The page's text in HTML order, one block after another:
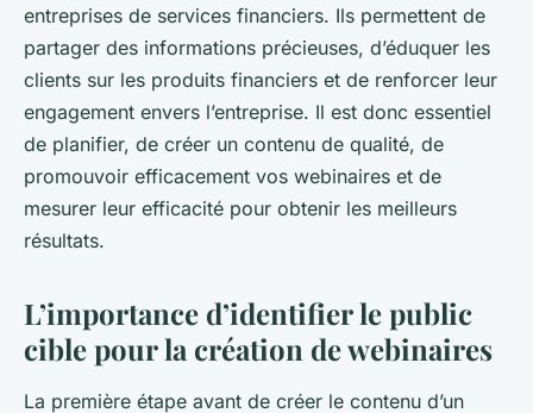
entreprises de services financiers. Ils permettent de
partager des informations précieuses, d’éduquer les
clients sur les produits financiers et de renforcer leur
engagement envers l’entreprise. Il est donc essentiel
de planifier, de créer un contenu de qualité, de
promouvoir efficacement vos webinaires et de
mesurer leur efficacité pour obtenir les meilleurs
résultats.
L’importance d’identifier le public
cible pour la création de webinaires
La première étape avant de créer le contenu d’un